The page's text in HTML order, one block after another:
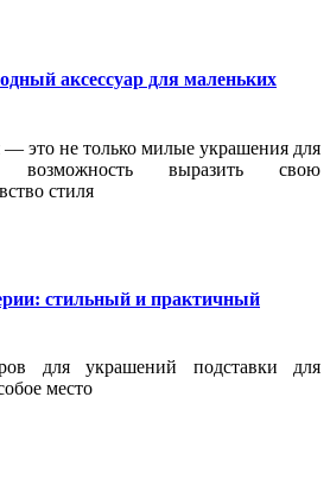
аксессуар для маленьких
— это не только милые украшения для
выразить свою
стиля
стильный и практичный
для украшений подставки для
место